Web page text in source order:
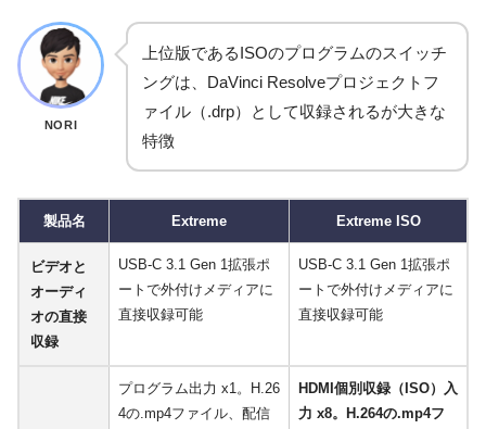
NORI
上位版であるISOのプログラムのスイッチ
ングは、DaVinci Resolveプロジェクトフ
ァイル（.drp）として収録されるが大きな
特徴
製品名 Extreme Extreme ISO
ビデオと
オーディ
オの直接
収録
USB-C 3.1 Gen 1拡張ポ
ートで外付けメディアに
直接収録可能
USB-C 3.1 Gen 1拡張ポ
ートで外付けメディアに
直接収録可能
プログラム出力 x1。H.26
4の.mp4ファイル、配信
HDMI個別収録（ISO）入
力 x8。H.264の.mp4フ